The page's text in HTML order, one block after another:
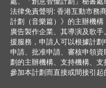
法律免責聲明: 香港互動市務
計劃（音樂篇）》的主辦機
廣告製作企業、其導演及歌
援服務，申請人可以根據計
申請、批准申請、審核申領
劃的主辦機構、支持機構、
參加本計劃而直接或間接引起